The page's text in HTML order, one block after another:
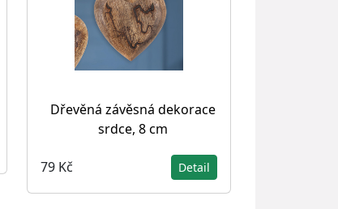
Dřevěná závěsná dekorace
srdce, 8 cm
79 Kč Detail